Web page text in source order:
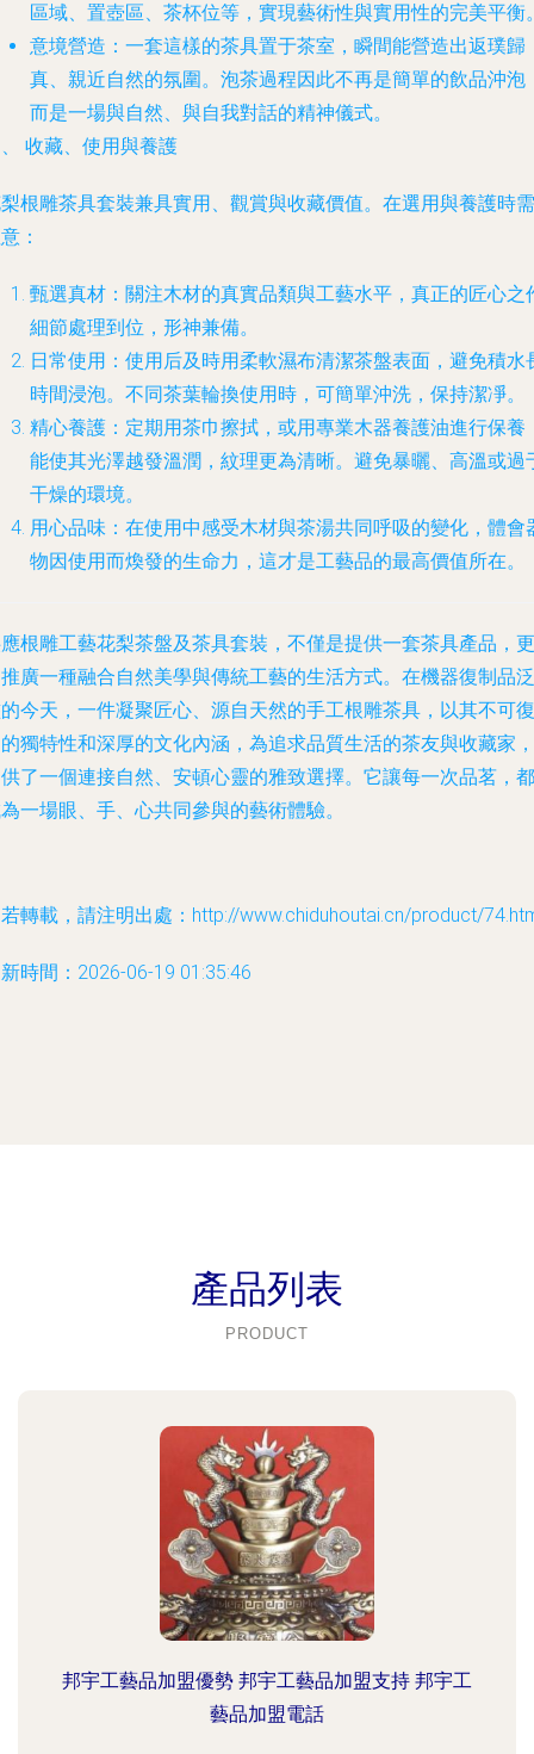
區域、置壺區、茶杯位等，實現藝術性與實用性的完美平衡
意境營造 ：一套這樣的茶具置于茶室，瞬間能營造出返璞歸
真、親近自然的氛圍。泡茶過程因此不再是簡單的飲品沖泡
而是一場與自然、與自我對話的精神儀式。
收藏、使用與養護
根雕茶具套裝兼具實用、觀賞與收藏價值。在選用與養護時需
：
甄選真材 ：關注木材的真實品類與工藝水平，真正的匠心之
細節處理到位，形神兼備。
日常使用 ：使用后及時用柔軟濕布清潔茶盤表面，避免積水
時間浸泡。不同茶葉輪換使用時，可簡單沖洗，保持潔凈。
精心養護 ：定期用茶巾擦拭，或用專業木器養護油進行保養
能使其光澤越發溫潤，紋理更為清晰。避免暴曬、高溫或過
干燥的環境。
用心品味 ：在使用中感受木材與茶湯共同呼吸的變化，體會
物因使用而煥發的生命力，這才是工藝品的最高價值所在。
根雕工藝花梨茶盤及茶具套裝，不僅是提供一套茶具產品，更
廣一種融合自然美學與傳統工藝的生活方式。在機器復制品泛
今天，一件凝聚匠心、源自天然的手工根雕茶具，以其不可復
獨特性和深厚的文化內涵，為追求品質生活的茶友與收藏家，
了一個連接自然、安頓心靈的雅致選擇。它讓每一次品茗，都
一場眼、手、心共同參與的藝術體驗。
轉載，請注明出處：http://www.chiduhoutai.cn/product/
時間：2026-06-19 01:35:46
產品列表
PRODUCT
邦宇工藝品加盟優勢 邦宇工藝品加盟支持 邦宇工
藝品加盟電話